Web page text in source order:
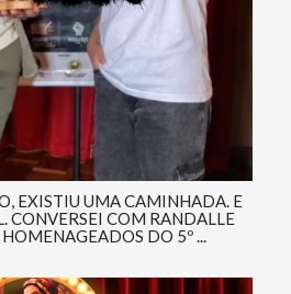
EXISTIU UMA CAMINHADA. E
CONVERSEI COM RANDALLE
DO 5º ...